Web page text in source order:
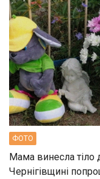
ФОТО
Мама винесла тіло
Чернігівщині